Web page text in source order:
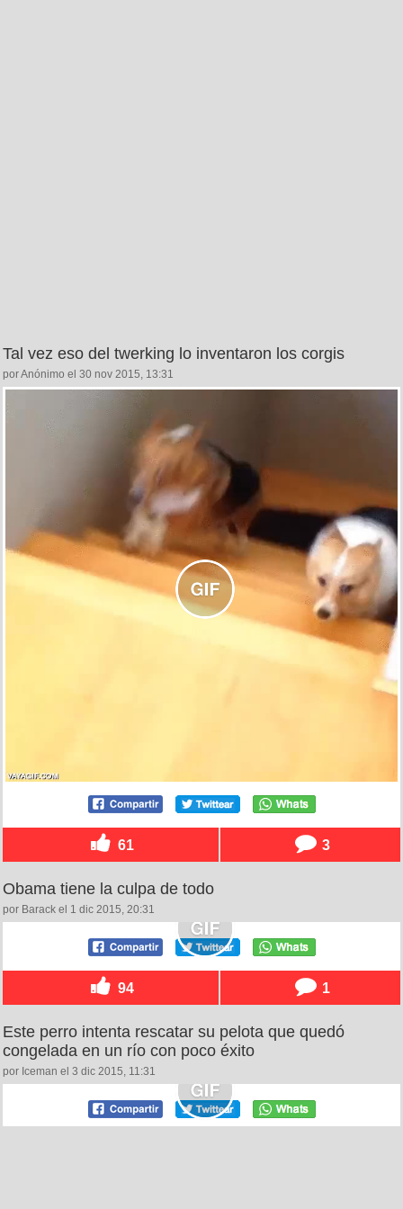
Tal vez eso del twerking lo inventaron los corgis
por Anónimo el 30 nov 2015, 13:31
61 3
Obama tiene la culpa de todo
por Barack el 1 dic 2015, 20:31